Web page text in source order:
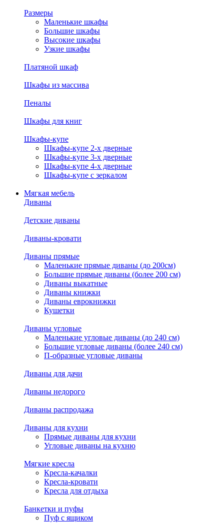
Размеры
Маленькие шкафы
Большие шкафы
Высокие шкафы
Узкие шкафы
Платяной шкаф
Шкафы из массива
Пеналы
Шкафы для книг
Шкафы-купе
Шкафы-купе 2-х дверные
Шкафы-купе 3-х дверные
Шкафы-купе 4-х дверные
Шкафы-купе с зеркалом
Мягкая мебель
Диваны
Детские диваны
Диваны-кровати
Диваны прямые
Маленькие прямые диваны (до 200см)
Большие прямые диваны (более 200 см)
Диваны выкатные
Диваны книжки
Диваны еврокнижки
Кушетки
Диваны угловые
Маленькие угловые диваны (до 240 см)
Большие угловые диваны (более 240 см)
П-образные угловые диваны
Диваны для дачи
Диваны недорого
Диваны распродажа
Диваны для кухни
Прямые диваны для кухни
Угловые диваны на кухню
Мягкие кресла
Кресла-качалки
Кресла-кровати
Кресла для отдыха
Банкетки и пуфы
Пуф с ящиком